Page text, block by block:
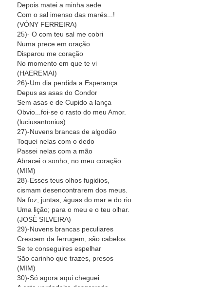
Depois matei a minha sede
Com o sal imenso das marés...!
(VÓNY FERREIRA)
25)- O com teu sal me cobri
Numa prece em oração
Disparou me coração
No momento em que te vi
(HAEREMAI)
26)-Um dia perdida a Esperança
Depus as asas do Condor
Sem asas e de Cupido a lança
Obvio...foi-se o rasto do meu Amor.
(luciusantonius)
27)-Nuvens brancas de algodão
Toquei nelas com o dedo
Passei nelas com a mão
Abracei o sonho, no meu coração.
(MIM)
28)-Esses teus olhos fugidios,
cismam desencontrarem dos meus.
Na foz; juntas, águas do mar e do rio.
Uma lição; para o meu e o teu olhar.
(JOSÈ SILVEIRA)
29)-Nuvens brancas peculiares
Crescem da ferrugem, são cabelos
Se te conseguires espelhar
São carinho que trazes, presos
(MIM)
30)-Só agora aqui cheguei